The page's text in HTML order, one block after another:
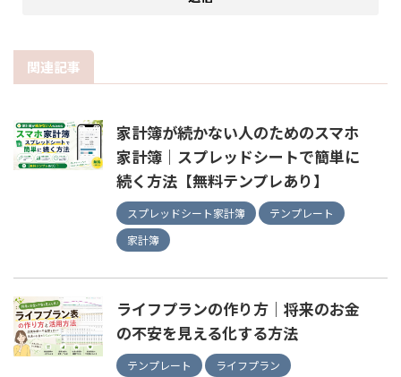
関連記事
家計簿が続かない人のためのスマホ
家計簿｜スプレッドシートで簡単に
続く方法【無料テンプレあり】
スプレッドシート家計簿
テンプレート
家計簿
ライフプランの作り方｜将来のお金
の不安を見える化する方法
テンプレート ライフプラン